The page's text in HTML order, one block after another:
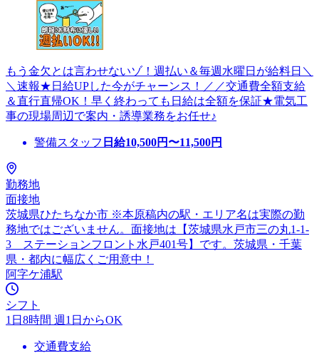
もう金欠とは言わせないゾ！週払い＆毎週水曜日が給料日＼
＼速報★日給UPした今がチャーンス！／／交通費全額支給
＆直行直帰OK！早く終わっても日給は全額を保証★電気工
事の現場周辺で案内・誘導業務をお任せ♪
警備スタッフ 日給10,500円〜11,500円
勤務地
面接地
茨城県ひたちなか市 ※本原稿内の駅・エリア名は実際の勤
務地ではございません。面接地は【茨城県水戸市三の丸1-1-
3 ステーションフロント水戸401号】です。茨城県・千葉
県・都内に幅広くご用意中！
阿字ケ浦駅
シフト
1日8時間 週1日からOK
交通費支給